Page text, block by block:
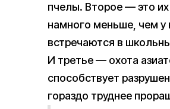
пчелы. Второе — это
намного меньше, чем у
встречаются в
И третье — охота
способствует
гораздо труднее